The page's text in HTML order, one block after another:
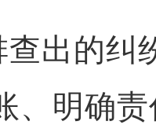
的纠
、明确